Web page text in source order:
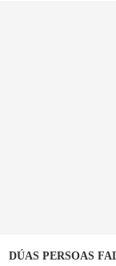
DÚAS PERSOAS